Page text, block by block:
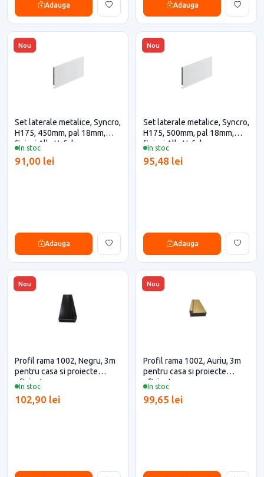
Adauga Adauga
Nou
In stoc
Set laterale metalice, Syncro,
H175, 450mm, pal 18mm,
finisaj Alb, Hafele
91,00 lei
Adauga
Nou
In stoc
Set laterale metalice, Syncro,
H175, 500mm, pal 18mm,
finisaj Alb, Hafele
95,48 lei
Adauga
Nou
In stoc
Profil rama 1002, Negru, 3m
pentru casa si proiecte
eficiente
102,90 lei
Nou
In stoc
Profil rama 1002, Auriu, 3m
pentru casa si proiecte
eficiente
99,65 lei